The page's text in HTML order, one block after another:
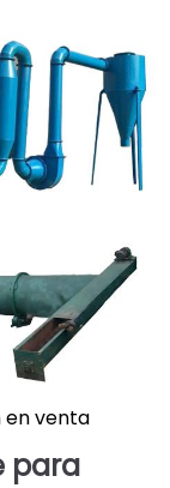
en venta
para